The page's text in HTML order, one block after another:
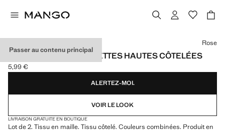
Passer au contenu principal
LOT 2 PAIRES CHAUSSETTES HAUTES CÔTELÉES
Prix actuel [5,99 € ]
5,99 €
Choisissez une couleur
Rose
ALERTEZ-MOI.
VOIR LE LOOK
LIVRAISON GRATUITE EN BOUTIQUE
Lot de 2. Tissu en maille. Tissu côtelé. Couleurs combinées. Produit en